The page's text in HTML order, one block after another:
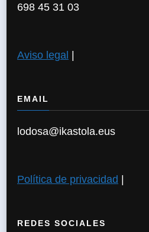
698 45 31 03
Aviso legal |
EMAIL
lodosa@ikastola.eus
Política de privacidad |
REDES SOCIALES